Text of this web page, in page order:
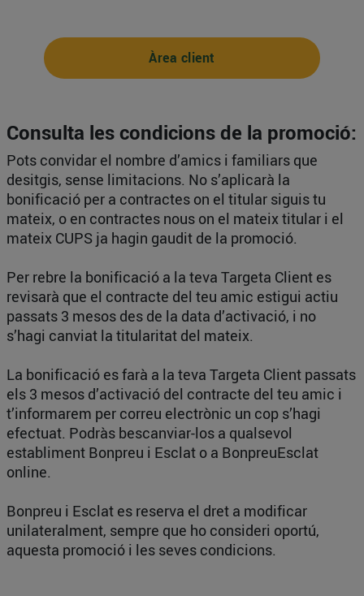
Àrea client
Consulta les condicions de la promoció:
Pots convidar el nombre d’amics i familiars que
desitgis, sense limitacions. No s’aplicarà la
bonificació per a contractes on el titular siguis tu
mateix, o en contractes nous on el mateix titular i el
mateix CUPS ja hagin gaudit de la promoció.
Per rebre la bonificació a la teva Targeta Client es
revisarà que el contracte del teu amic estigui actiu
passats 3 mesos des de la data d’activació, i no
s’hagi canviat la titularitat del mateix.
La bonificació es farà a la teva Targeta Client passats
els 3 mesos d’activació del contracte del teu amic i
t’informarem per correu electrònic un cop s’hagi
efectuat. Podràs bescanviar-los a qualsevol
establiment Bonpreu i Esclat o a BonpreuEsclat
online.
Bonpreu i Esclat es reserva el dret a modificar
unilateralment, sempre que ho consideri oportú,
aquesta promoció i les seves condicions.